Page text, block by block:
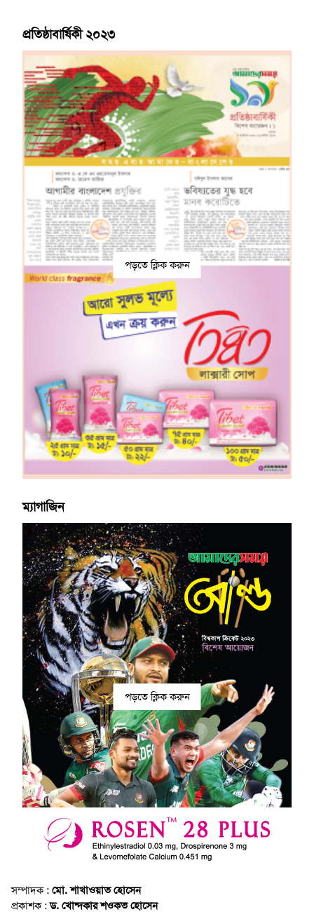
প্রতিষ্ঠাবার্ষিকী ২০২৩
পড়তে ক্লিক করুন
ম্যাগাজিন
পড়তে ক্লিক করুন
সম্পাদক : মো. শাখাওয়াত হোসেন
প্রকাশক :ড. খোন্দকার শওকত হোসেন